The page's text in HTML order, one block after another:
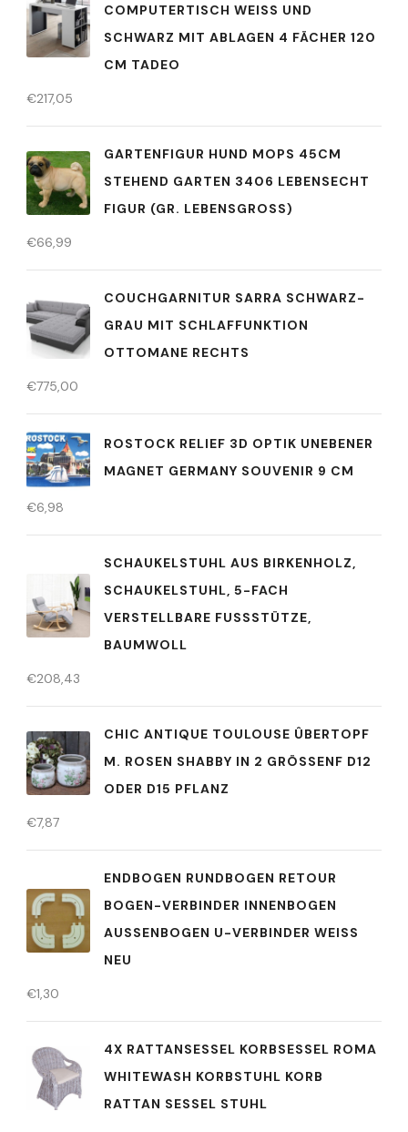
COMPUTERTISCH WEISS UND S
CHWARZ MIT ABLAGEN 4 FÄCHER 120 C
M TADEO
€217,05
GARTENFIGUR HUND MOPS 45CM
STEHEND GARTEN 3406 LEBENSECHT
FIGUR (GR. LEBENSGROSS)
€66,99
COUCHGARNITUR SARRA SCHWARZ-
GRAU MIT SCHLAFFUNKTION
OTTOMANE RECHTS
€775,00
ROSTOCK RELIEF 3D OPTIK UNEBENER
MAGNET GERMANY SOUVENIR 9 CM
€6,98
SCHAUKELSTUHL AUS BIRKENHOLZ,
SCHAUKELSTUHL, 5-FACH
VERSTELLBARE FUSSSTÜTZE, B
AUMWOLL
€208,43
CHIC ANTIQUE TOULOUSE ÛBERTOPF
M. ROSEN SHABBY IN 2 GRÖSSENF D12 O
DER D15 PFLANZ
€7,87
ENDBOGEN RUNDBOGEN RETOUR
BOGEN-VERBINDER INNENBOGEN
AUSSENBOGEN U-VERBINDER WEISS NE
U
€1,30
4X RATTANSESSEL KORBSESSEL ROMA
WHITEWASH KORBSTUHL KORB
RATTAN SESSEL STUHL